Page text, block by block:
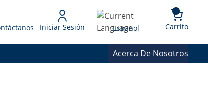
Iniciar Sesión Language
Espanol Carrito{0}
Acerca De Nosotros